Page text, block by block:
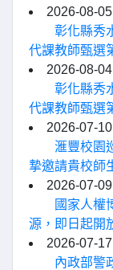
2026-08-05
彰化縣秀
代課教師甄選
2026-08-04
彰化縣秀
代課教師甄選
2026-07-10
滙豐校園
摯邀請貴校師
2026-07-09
國家人權
源，即日起開
2026-07-17
內政部警